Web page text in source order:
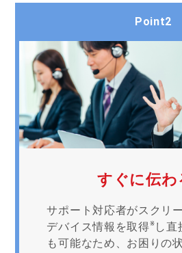
Point2
すぐに伝わ
サポート対応者がスクリ
デバイス情報を取得※ し直
も可能なため、お困りの